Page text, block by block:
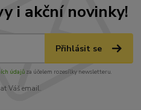
i akční novinky!
Přihlásit se
údajůza účelem rozesílky newsletteru.
Váš email.